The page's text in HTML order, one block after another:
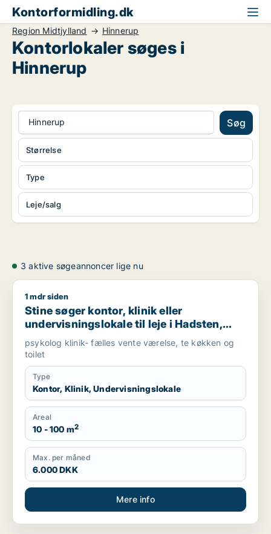
Kontorformidling.dk
Region Midtjylland Hinnerup
Kontorlokaler søges i
Hinnerup
Hinnerup Søg
Type
Leje/salg
Størrelse
3 aktive søgeannoncer lige nu
Stine søger kontor, klinik eller undervisningslokale til leje i
1 mdr siden
Stine søger kontor, klinik eller
undervisningslokale til leje i Hadsten,
Trige eller Hinnerup m.fl.
psykolog klinik- fælles vente værelse, te køkken og
toilet
Type
Kontor, Klinik, Undervisningslokale
Areal
10 - 100 m2
Max. per måned
6.000 DKK
Mere info